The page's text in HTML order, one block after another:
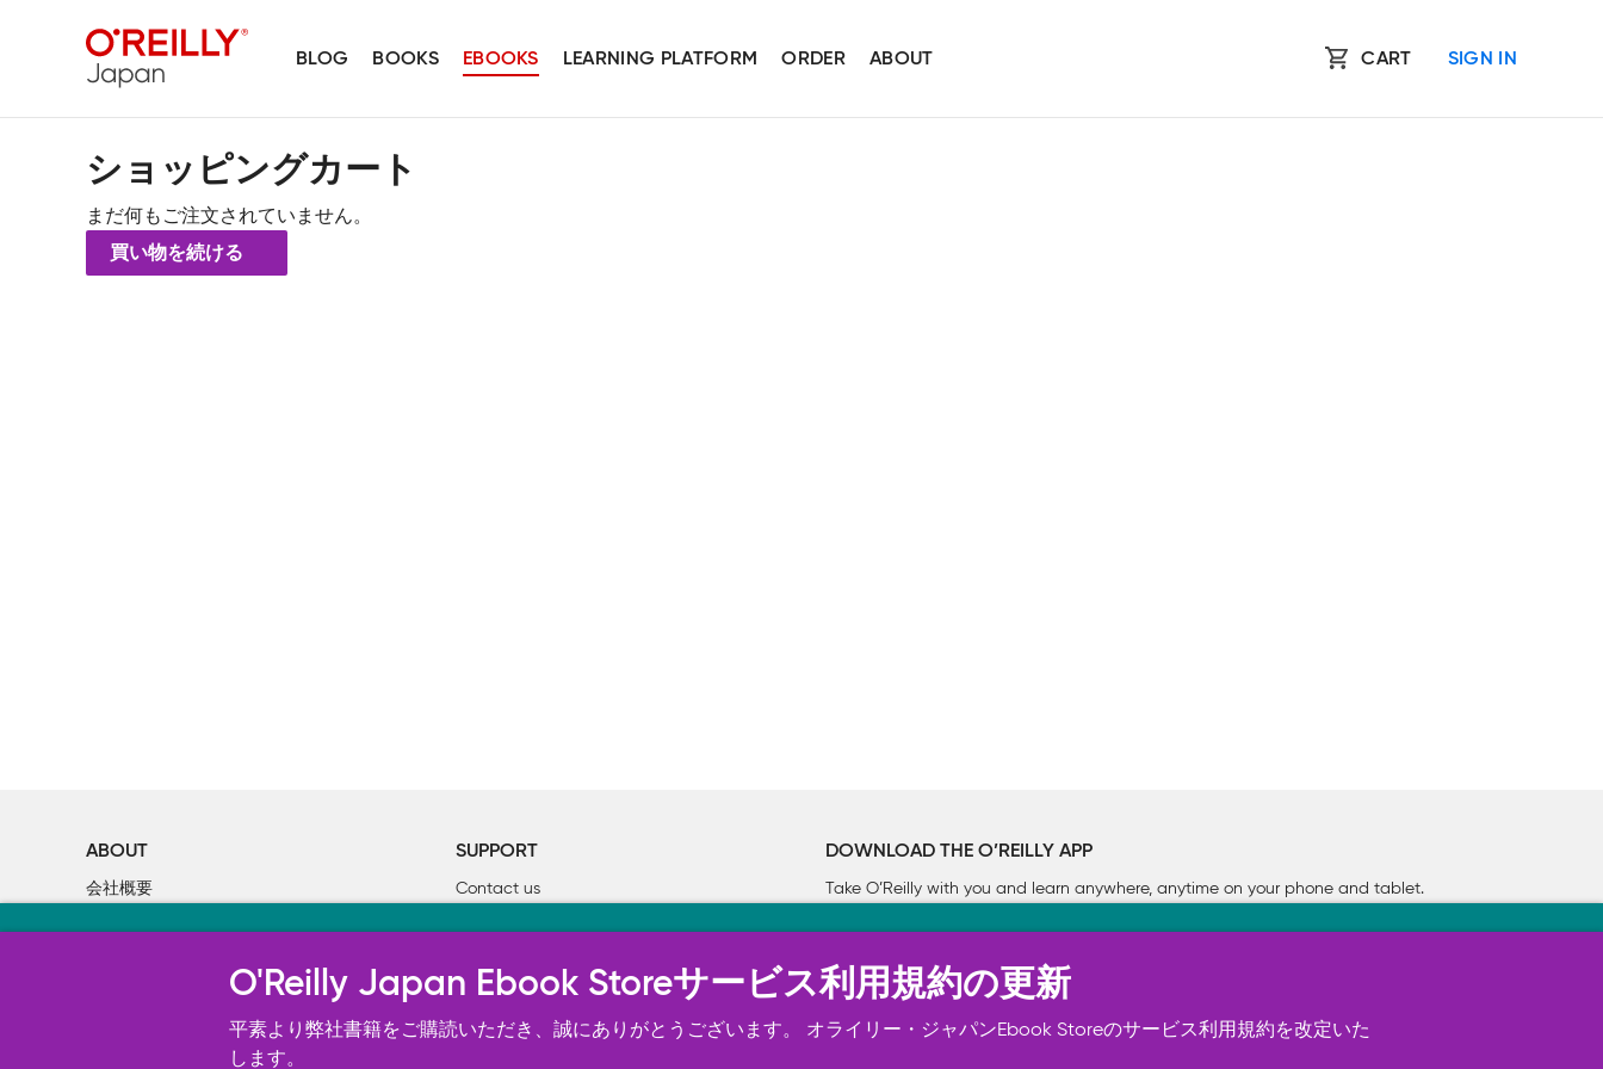
BLOG BOOKS EBOOKS LEARNING PLATFORM ORDER ABOUT CART SIGN IN
ショッピングカート
まだ何もご注文されていません。
買い物を続ける
ABOUT
会社概要
SUPPORT
Contact us
DOWNLOAD THE O’REILLY APP
Take O’Reilly with you and learn anywhere, anytime on your phone and tablet.
オライリー・ジャパンのWeb サイトは正常に機能するためにいくつかの Cookie を必要とします（必須）。 このほか、サイト使用状
況の分析、ユーザー・エクスペリエンスの向上、広告宣伝のために、お客様の同意を得て、その他の Cookie を使用することがありま
す。 詳細については
O'Reilly Japan Ebook Storeサービス利用規約の更新
平素より弊社書籍をご購読いただき、誠にありがとうございます。 オライリー・ジャパンEbook Storeのサービス利用規約を改定いた
します。